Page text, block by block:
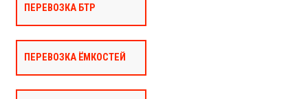
ПЕРЕВОЗКА БТР
ПЕРЕВОЗКА ЁМКОСТЕЙ